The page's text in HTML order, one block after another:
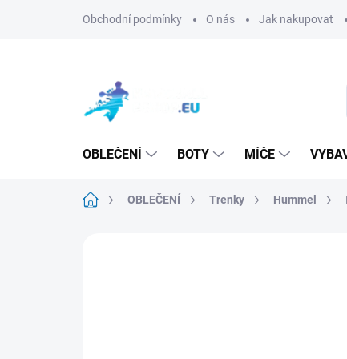
Obchodní podmínky O nás Jak nakupovat
OBLEČENÍ BOTY MÍČE
Domů OBLEČENÍ Trenky Hummel